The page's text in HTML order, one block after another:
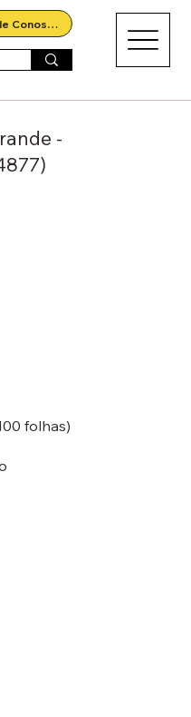
Fale Conosco!
-
folhas)